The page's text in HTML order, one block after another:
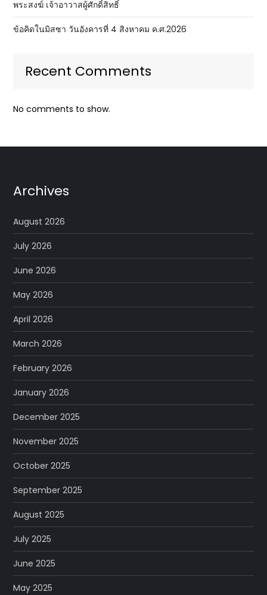
พระสงฆ์ เจ้าอาวาสผู้ศักดิ์สิทธิ์
ข้อคิดในมิสซา วันอังคารที่ 4 สิงหาคม ค.ศ.2026
Recent Comments
No comments to show.
Archives
August 2026
July 2026
June 2026
May 2026
April 2026
March 2026
February 2026
January 2026
December 2025
November 2025
October 2025
September 2025
August 2025
July 2025
June 2025
May 2025